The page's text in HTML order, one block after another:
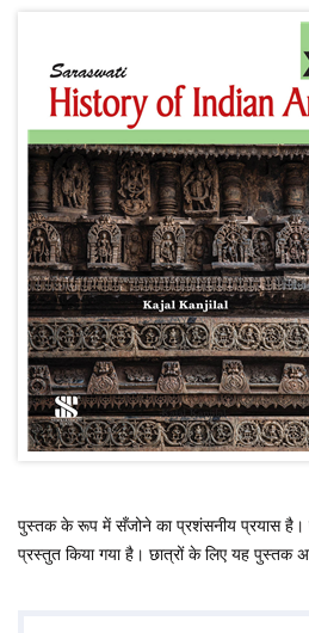
पुस्तक के रूप में सँजोने का प्रशंसनीय प्रयास है।
प्रस्तुत किया गया है। छात्रों के लिए यह पुस्तक